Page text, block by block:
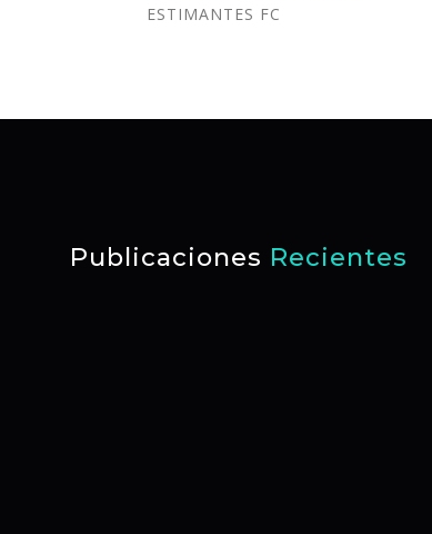
ESTIMANTES FC
Publicaciones Recientes